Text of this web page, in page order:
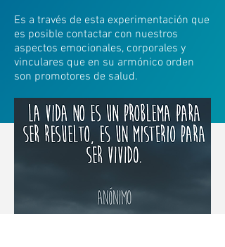
Es a través de esta experimentación que
es posible contactar con nuestros
aspectos emocionales, corporales y
vinculares que en su armónico orden
son promotores de salud.